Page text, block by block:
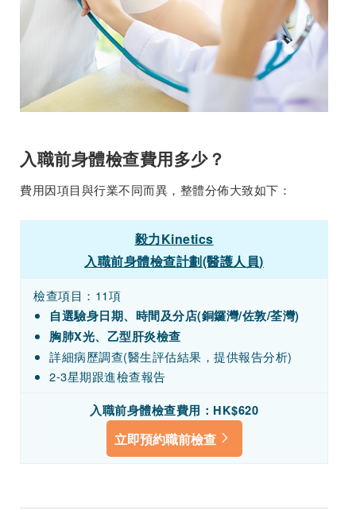
入職前身體檢查費用多少？
費用因項目與行業不同而異，整體分佈大致如下：
毅力Kinetics
入職前身體檢查計劃(醫護人員)
檢查項目：11項
自選驗身日期、時間及分店(銅鑼灣/佐敦/荃灣)
胸肺X光、乙型肝炎檢查
詳細病歷調查(醫生評估結果，提供報告分析)
2-3星期跟進檢查報告
入職前身體檢查費用：HK$620
立即預約職前檢查